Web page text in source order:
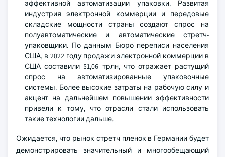
эффективной автоматизации упаковки. Развитая
индустрия электронной коммерции и передовые
складские мощности страны создают спрос на
полуавтоматические и автоматические стретч-
упаковщики. По данным Бюро переписи населения
США, в 2022 году продажи электронной коммерции в
США составили $1,06 трлн, что отражает растущий
спрос на автоматизированные упаковочные
системы. Более высокие затраты на рабочую силу и
акцент на дальнейшем повышении эффективности
привели к тому, что отрасли стали использовать
такие технологии дальше.
Ожидается, что рынок стретч-пленок в Германии будет
демонстрировать значительный и многообещающий